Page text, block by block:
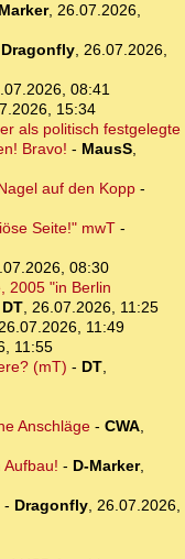
, 26.07.2026,
Dragonfly, 26.07.2026,
08:41
15:34
als politisch festgelegte
Bravo! - MausS,
auf den Kopp-
Seite!" mwT-
08:30
2005 "in Berlin
DT, 26.07.2026, 11:25
11:49
11:55
(mT) - DT,
Anschläge- CWA,
- D-Marker,
- Dragonfly, 26.07.2026,